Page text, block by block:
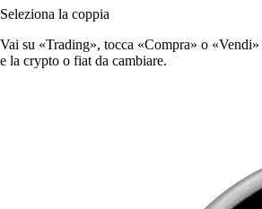
Seleziona la coppia
Vai su «Trading», tocca «Compra» o
e la crypto o fiat da cambiare.